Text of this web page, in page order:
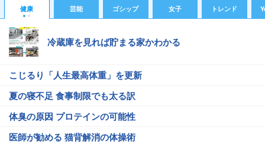
健康 芸能 ゴシップ 女子 トレンド
冷蔵庫を見れば貯まる家かわかる
こじるり「人生最高体重」を更新
夏の寝不足 食事制限でも太る訳
体臭の原因 プロテインの可能性
医師が勧める 猫背解消の体操術